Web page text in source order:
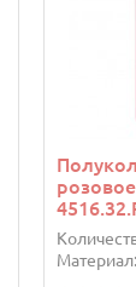
Материал: